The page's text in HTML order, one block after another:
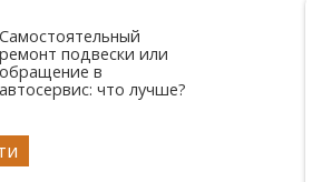
Самостоятельный
ремонт подвески или
обращение в
автосервис: что лучше?
Несколько раз приезжал
Всё сделали быстро,
работы не